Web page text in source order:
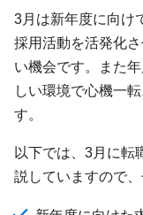
3月は新年度に向け
採用活動を活発化
い機会です。また
しい環境で心機一
す。
以下では、3月に転
説していますので